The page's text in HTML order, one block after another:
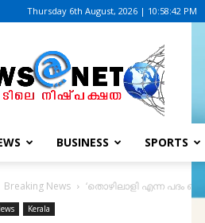
Thursday 6th August, 2026 | 10:58:42 PM
News@Net
|
www.newsatnet.com
BUSINESS SPORTS
Breaking News ‘തൊഴിലാളി എന്ന പദം
Kerala